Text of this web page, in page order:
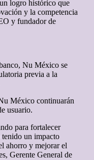
logro histórico que
y la competencia
y fundador de
Nu México se
previa a la
México continuarán
usuario.
para fortalecer
tenido un impacto
ahorro y mejorar el
Gerente General de